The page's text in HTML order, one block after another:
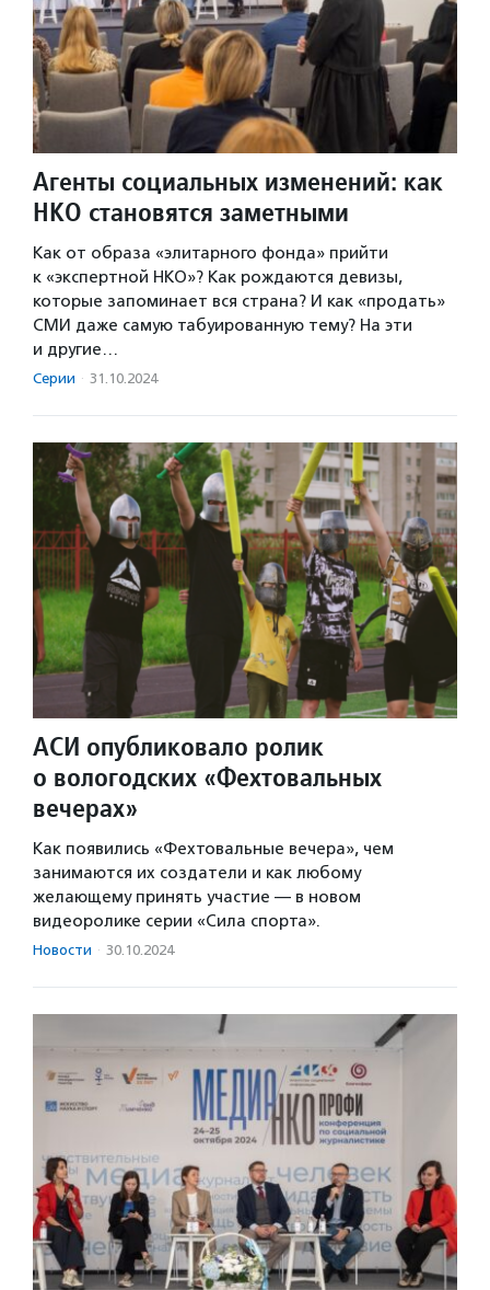
Агенты социальных изменений: как
НКО становятся заметными
Как от образа «элитарного фонда» прийти
к «экспертной НКО»? Как рождаются девизы,
которые запоминает вся страна? И как «продать»
СМИ даже самую табуированную тему? На эти
и другие…
Серии · 31.10.2024
АСИ опубликовало ролик
о вологодских «Фехтовальных
вечерах»
Как появились «Фехтовальные вечера», чем
занимаются их создатели и как любому
желающему принять участие — в новом
видеоролике серии «Сила спорта».
Новости · 30.10.2024